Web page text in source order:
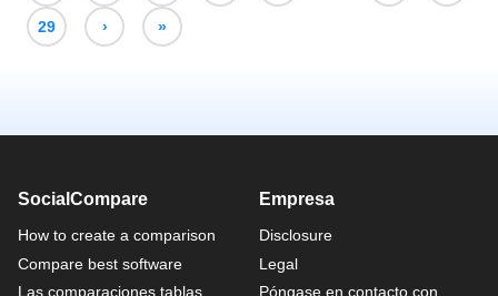
29 › »
SocialCompare
How to create a comparison
Compare best software
Las comparaciones tablas
Empresa
Disclosure
Legal
Póngase en contacto con